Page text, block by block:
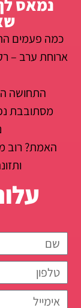
נמאס
כמה פעמים
ארוחת ערב –
התחושה
מסתובבת
האמת? רוב